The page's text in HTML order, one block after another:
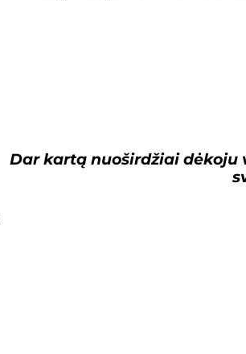
Dar kartą nuoširdžiai dėkoju